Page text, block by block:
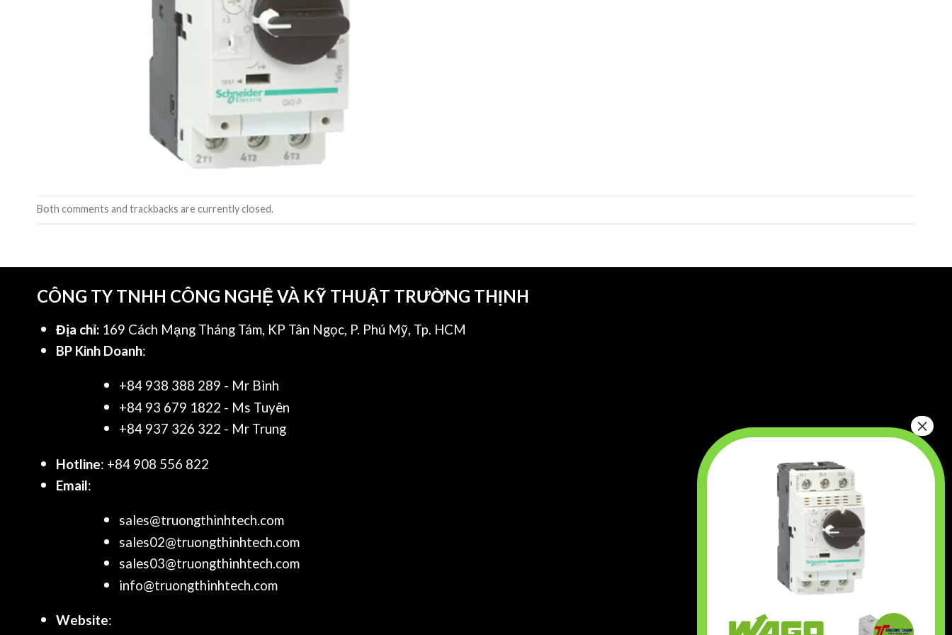
Both comments and trackbacks are currently closed.
CÔNG TY TNHH CÔNG NGHỆ VÀ KỸ THUẬT TRƯỜNG THỊNH
Địa chỉ: 169 Cách Mạng Tháng Tám, KP Tân Ngọc, P. Phú Mỹ, Tp. HCM
BP Kinh Doanh:
+84 938 388 289 - Mr Bình
+84 93 679 1822 - Ms Tuyên
+84 937 326 322 - Mr Trung
Hotline: +84 908 556 822
Email:
sales@truongthinhtech.com
sales02@truongthinhtech.com
sales03@truongthinhtech.com
info@truongthinhtech.com
Website: